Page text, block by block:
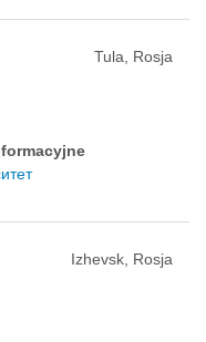
Tula, Rosja
Izhevsk, Rosja